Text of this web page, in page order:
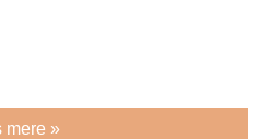
mere »